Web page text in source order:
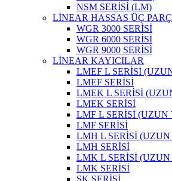
NSM SERİSİ (LM)
LİNEAR HASSAS ÜÇ
WGR 3000 SERİSİ
WGR 6000 SERİSİ
WGR 9000 SERİSİ
LİNEAR KAYICILAR
LMEF L SERİSİ
LMEF SERİSİ
LMEK L SERİSİ
LMEK SERİSİ
LMF L SERİSİ (UZUN
LMF SERİSİ
LMH L SERİSİ (UZUN
LMH SERİSİ
LMK L SERİSİ (UZUN
LMK SERİSİ